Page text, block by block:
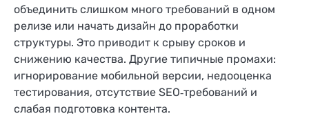
объединить слишком много требований в одном
релизе или начать дизайн до проработки
структуры. Это приводит к срыву сроков и
снижению качества. Другие типичные промахи:
игнорирование мобильной версии, недооценка
тестирования, отсутствие SEO‑требований и
слабая подготовка контента.